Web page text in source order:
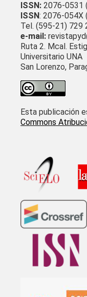
ISSN:2076-0531
ISSN: 2076-054X
Tel. (595-21) 729
e-mail:
Ruta 2. Mcal.
Universitario UNA
San Lorenzo,
Esta publicación
Commons